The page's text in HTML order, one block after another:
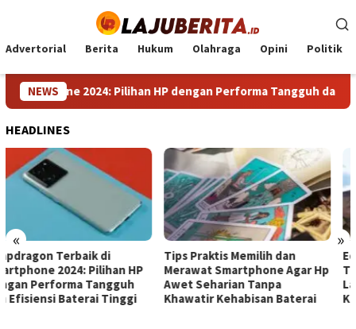
konten
Advertorial Berita Hukum Olahraga Opini Politik
NEWS2024: Pilihan HP dengan Performa Tangguh dan
HEADLINES
« »
Tips Praktis Memilih dan
Merawat Smartphone Agar Hp
Awet Seharian Tanpa
Khawatir Kehabisan Baterai
Edi Purwanto: Kolam Retensi
Telaga Kajang Lako Jadi
Langkah Nyata Wujudkan
Kota Jambi Bebas Banjir